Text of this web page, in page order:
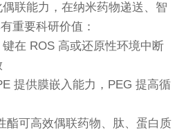
联能力，在纳米药物递送、智
重要科研价值：
在 ROS 高或还原性环境中断
提供膜嵌入能力，PEG 提高循
酯可高效偶联药物、肽、蛋白质